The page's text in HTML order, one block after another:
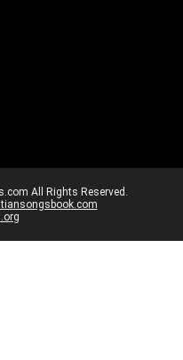
All Rights Reserved.